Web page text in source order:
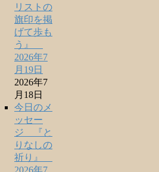
リストの
旗印を掲
げて歩も
う』
2026年7
月19日
2026年7
月18日
今日のメ
ッセー
ジ 『と
りなしの
祈り』